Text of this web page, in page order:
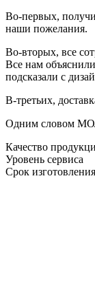
Во-первых,
наши пожелания.
Во-вторых, все
Все нам
подсказали с
В-третьих,
Одним словом
Качество
Уровень сервиса
Срок изготовления